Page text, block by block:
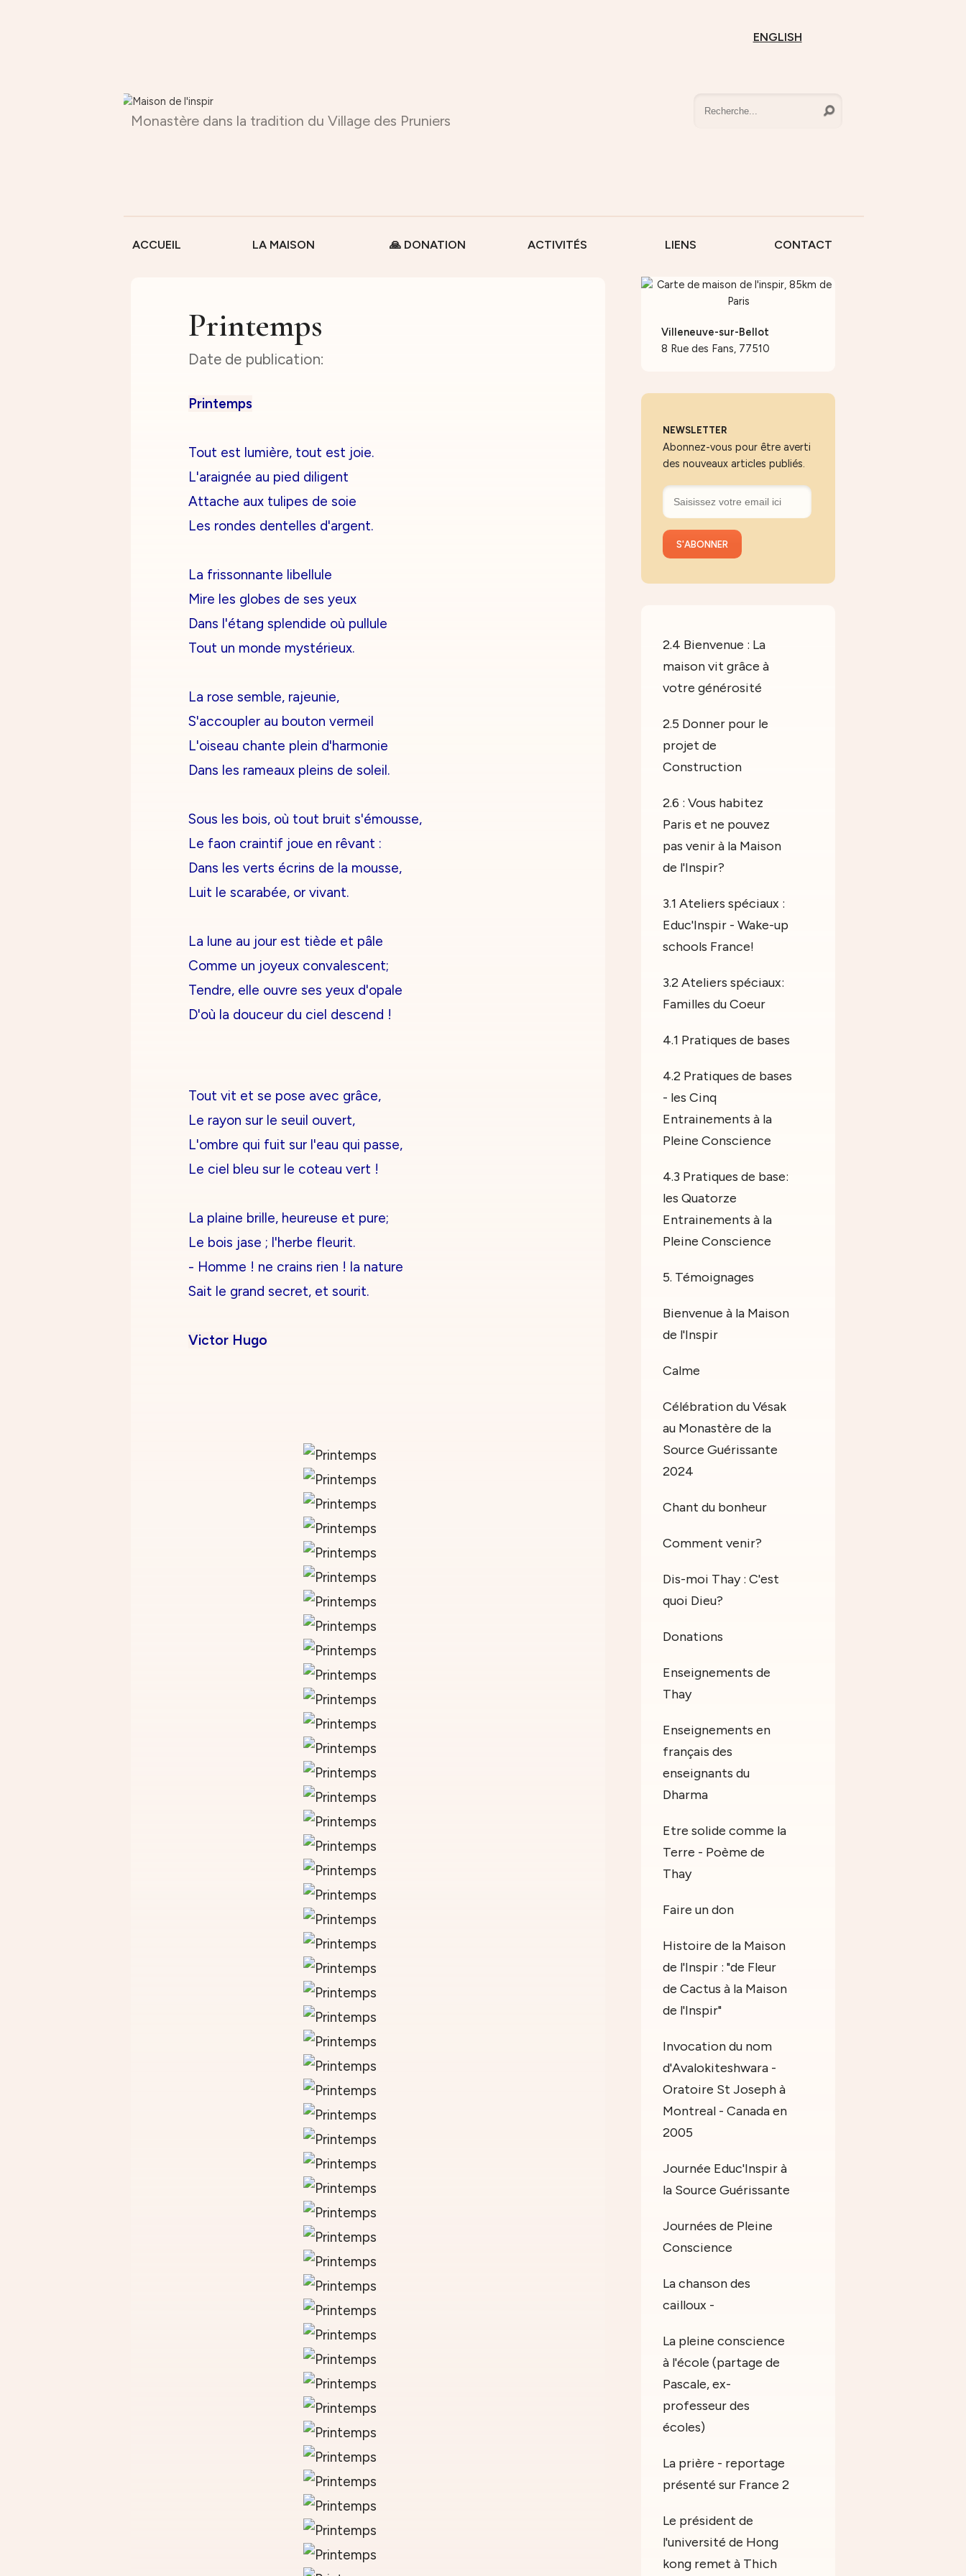
ENGLISH
Monastère dans la tradition du Village des Pruniers
ACCUEIL LA MAISON 🙏 DONATION ACTIVITÉS LIENS CONTACT
Printemps
Printemps
Tout est lumière, tout est joie.
L'araignée au pied diligent
Attache aux tulipes de soie
Les rondes dentelles d'argent.
La frissonnante libellule
Mire les globes de ses yeux
Dans l'étang splendide où pullule
Tout un monde mystérieux.
La rose semble, rajeunie,
S'accoupler au bouton vermeil
L'oiseau chante plein d'harmonie
Dans les rameaux pleins de soleil.
Sous les bois, où tout bruit s'émousse,
Le faon craintif joue en rêvant :
Dans les verts écrins de la mousse,
Luit le scarabée, or vivant.
La lune au jour est tiède et pâle
Comme un joyeux convalescent;
Tendre, elle ouvre ses yeux d'opale
D'où la douceur du ciel descend !
Tout vit et se pose avec grâce,
Le rayon sur le seuil ouvert,
L'ombre qui fuit sur l'eau qui passe,
Le ciel bleu sur le coteau vert !
La plaine brille, heureuse et pure;
Le bois jase ; l'herbe fleurit.
- Homme ! ne crains rien ! la nature
Sait le grand secret, et sourit.
Victor Hugo
Villeneuve-sur-Bellot
8 Rue des Fans, 77510
NEWSLETTER
Abonnez-vous pour être averti
des nouveaux articles publiés.
2.4 Bienvenue : La
maison vit grâce à
votre générosité
2.5 Donner pour le
projet de
Construction
2.6 : Vous habitez
Paris et ne pouvez
pas venir à la Maison
de l'Inspir?
3.1 Ateliers spéciaux :
Educ'Inspir - Wake-up
schools France!
3.2 Ateliers spéciaux:
Familles du Coeur
4.1 Pratiques de bases
4.2 Pratiques de bases
- les Cinq
Entrainements à la
Pleine Conscience
4.3 Pratiques de base:
les Quatorze
Entrainements à la
Pleine Conscience
5. Témoignages
Bienvenue à la Maison
de l'Inspir
Calme
Célébration du Vésak
au Monastère de la
Source Guérissante
2024
Chant du bonheur
Comment venir?
Dis-moi Thay : C'est
quoi Dieu?
Donations
Enseignements de
Thay
Enseignements en
français des
enseignants du
Dharma
Etre solide comme la
Terre - Poème de
Thay
Faire un don
Histoire de la Maison
de l'Inspir : "de Fleur
de Cactus à la Maison
de l'Inspir"
Invocation du nom
d'Avalokiteshwara -
Oratoire St Joseph à
Montreal - Canada en
2005
Journée Educ'Inspir à
la Source Guérissante
Journées de Pleine
Conscience
La chanson des
cailloux -
La pleine conscience
à l'école (partage de
Pascale, ex-
professeur des
écoles)
La prière - reportage
présenté sur France 2
Le président de
l'université de Hong
kong remet à Thich